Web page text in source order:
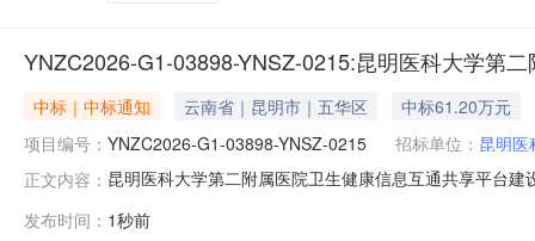
YNZC2026-G1-03898-YNSZ-0215:昆明医科大学第
中标｜中标通知 云南省｜昆明市｜五华区
中标61.20万元
项目编号： YNZC2026-G1-03898-YNSZ-0215 招标单位： 昆明
正文内容： 昆明医科大学第二附属医院卫生健康信息互通共享平台
（人民币）联系人及联系方式：项目联系人杨杰项目联
发布时间： 1秒前